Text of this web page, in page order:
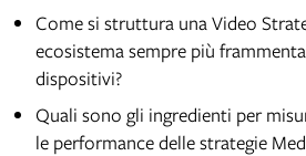
Come si struttura una Video
ecosistema sempre più
dispositivi?
Quali sono gli ingredienti per
le performance delle strategie